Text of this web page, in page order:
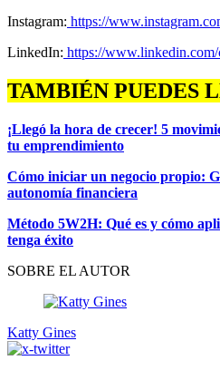
Instagram: https://
LinkedIn: https://
TAMBIÉN PUEDES
¡Llegó la hora de crecer! 5
tu emprendimiento
Cómo iniciar un negocio propio:
autonomía financiera
Método 5W2H: Qué es y cómo
tenga éxito
SOBRE EL AUTOR
Katty Gines